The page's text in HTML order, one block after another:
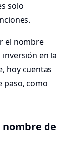
solo
el nombre
en la
hoy cuentas
paso, como
nombre de